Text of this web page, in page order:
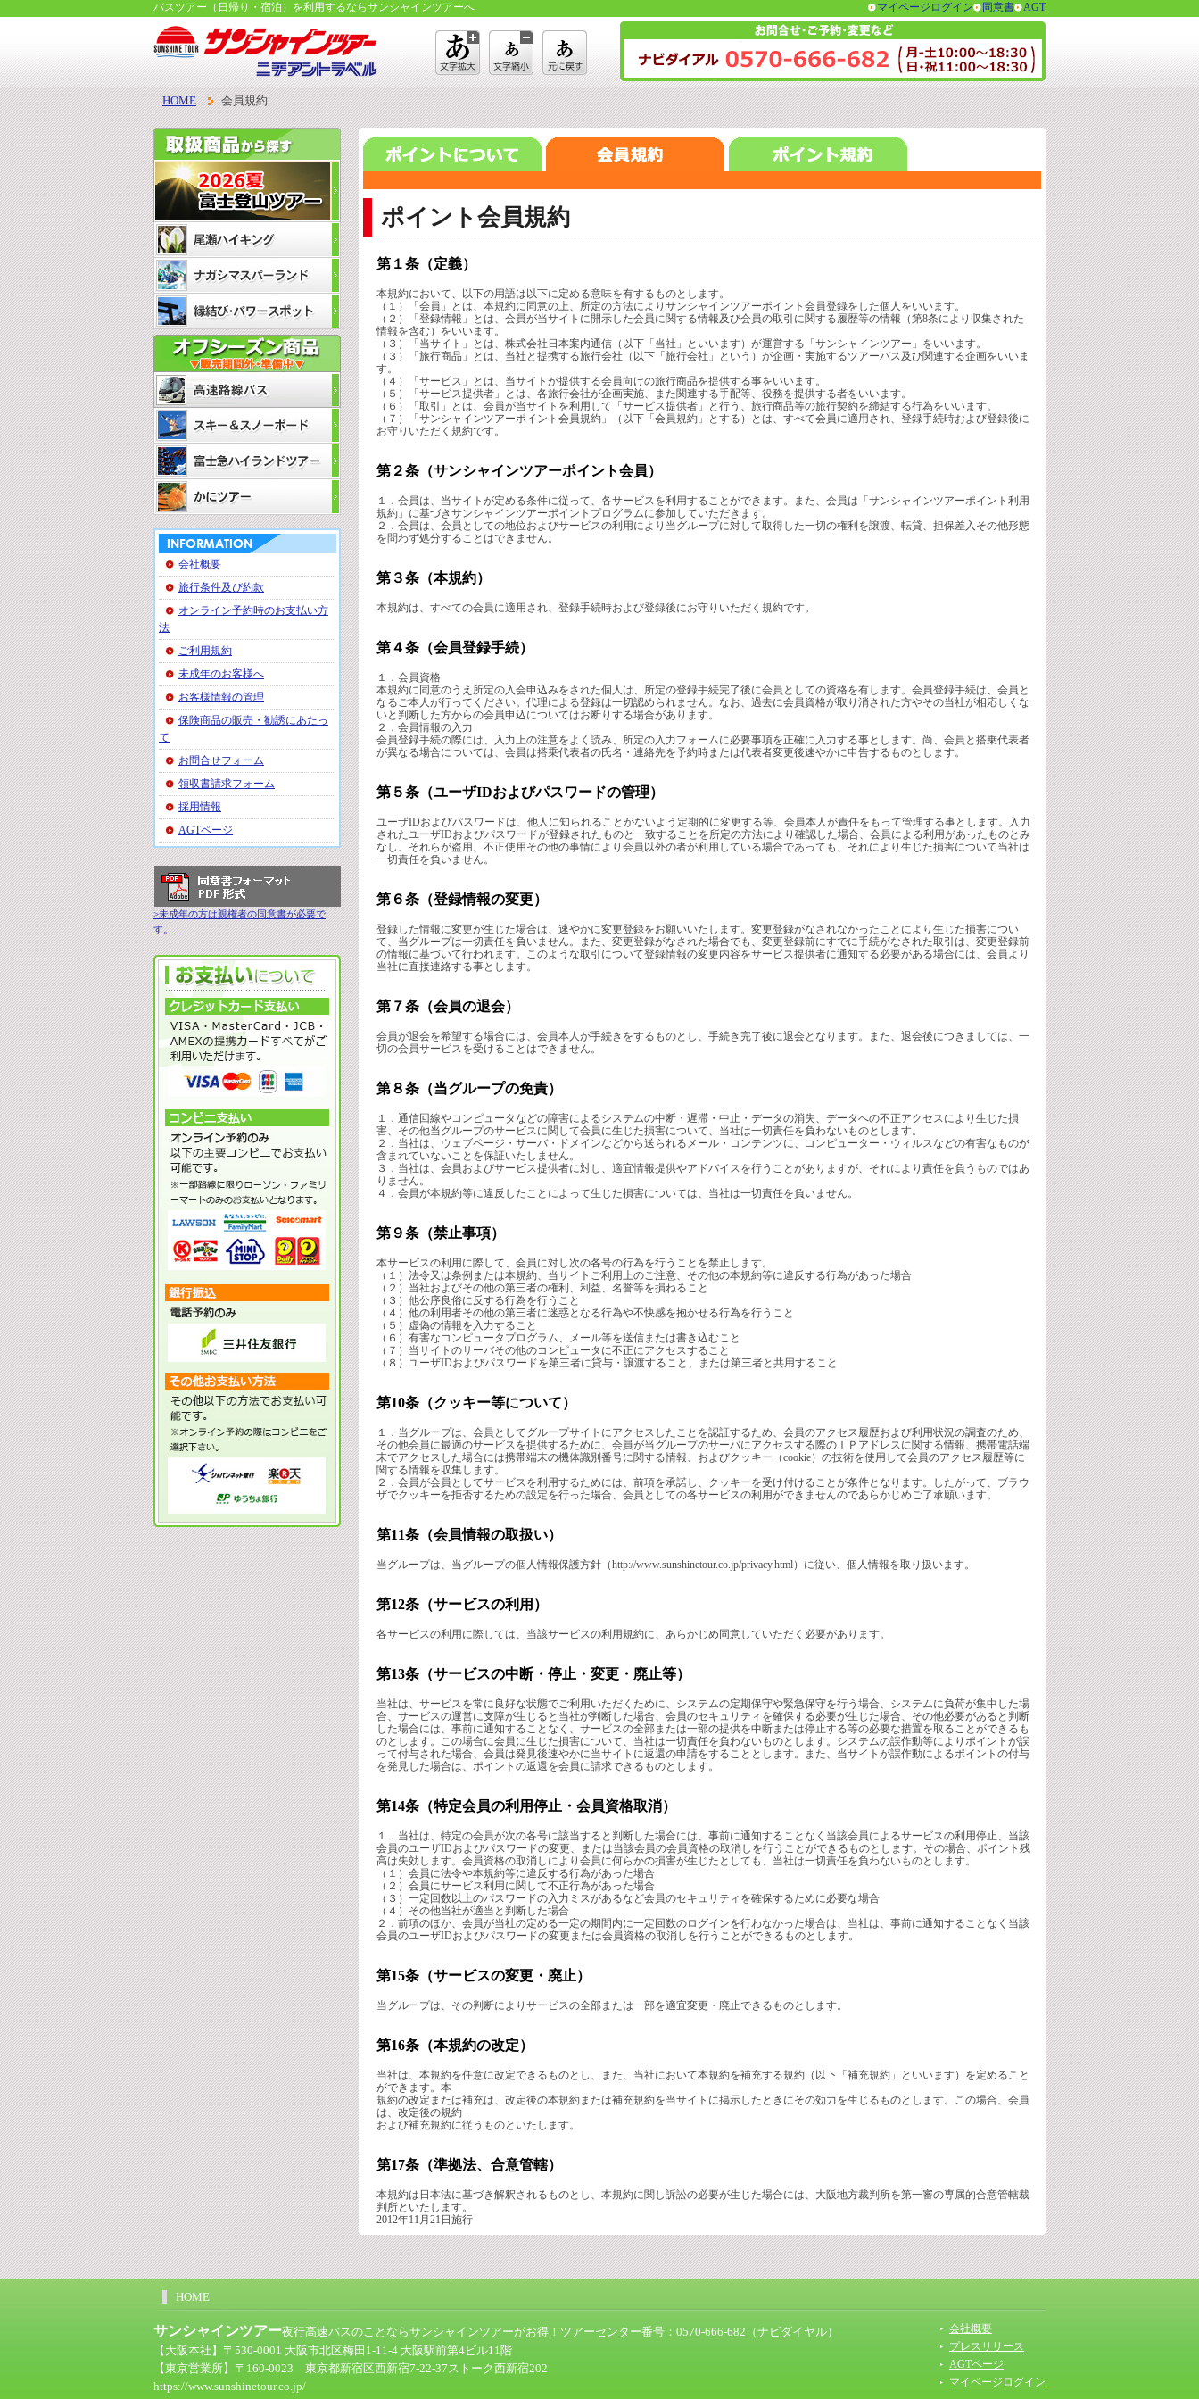
バスツアー（日帰り・宿泊）を利用するならサンシャインツアーへ AGT
同意書
マイページログイン
HOME 会員規約
会社概要
旅行条件及び約款
オンライン予約時のお支払い方
法
ご利用規約
未成年のお客様へ
お客様情報の管理
保険商品の販売・勧誘にあたっ
て
お問合せフォーム
領収書請求フォーム
採用情報
AGTページ
>未成年の方は親権者の同意書が必要で
す。
ポイント会員規約
第１条（定義）
本規約において、以下の用語は以下に定める意味を有するものとします。
（１）「会員」とは、本規約に同意の上、所定の方法によりサンシャインツアーポイント会員登録をした個人をいいます。
（２）「登録情報」とは、会員が当サイトに開示した会員に関する情報及び会員の取引に関する履歴等の情報（第8条により収集された
情報を含む）をいいます。
（３）「当サイト」とは、株式会社日本案内通信（以下「当社」といいます）が運営する「サンシャインツアー」をいいます。
（３）「旅行商品」とは、当社と提携する旅行会社（以下「旅行会社」という）が企画・実施するツアーバス及び関連する企画をいいま
す。
（４）「サービス」とは、当サイトが提供する会員向けの旅行商品を提供する事をいいます。
（５）「サービス提供者」とは、各旅行会社が企画実施、また関連する手配等、役務を提供する者をいいます。
（６）「取引」とは、会員が当サイトを利用して「サービス提供者」と行う、旅行商品等の旅行契約を締結する行為をいいます。
（７）「サンシャインツアーポイント会員規約」（以下「会員規約」とする）とは、すべて会員に適用され、登録手続時および登録後に
お守りいただく規約です。
第２条（サンシャインツアーポイント会員）
１．会員は、当サイトが定める条件に従って、各サービスを利用することができます。また、会員は「サンシャインツアーポイント利用
規約」に基づきサンシャインツアーポイントプログラムに参加していただきます。
２．会員は、会員としての地位およびサービスの利用により当グループに対して取得した一切の権利を譲渡、転貸、担保差入その他形態
を問わず処分することはできません。
第３条（本規約）
本規約は、すべての会員に適用され、登録手続時および登録後にお守りいただく規約です。
第４条（会員登録手続）
１．会員資格
本規約に同意のうえ所定の入会申込みをされた個人は、所定の登録手続完了後に会員としての資格を有します。会員登録手続は、会員と
なるご本人が行ってください。代理による登録は一切認められません。なお、過去に会員資格が取り消された方やその当社が相応しくな
いと判断した方からの会員申込についてはお断りする場合があります。
２．会員情報の入力
会員登録手続の際には、入力上の注意をよく読み、所定の入力フォームに必要事項を正確に入力する事とします。尚、会員と搭乗代表者
が異なる場合については、会員は搭乗代表者の氏名・連絡先を予約時または代表者変更後速やかに申告するものとします。
第５条（ユーザIDおよびパスワードの管理）
ユーザIDおよびパスワードは、他人に知られることがないよう定期的に変更する等、会員本人が責任をもって管理する事とします。入力
されたユーザIDおよびパスワードが登録されたものと一致することを所定の方法により確認した場合、会員による利用があったものとみ
なし、それらが盗用、不正使用その他の事情により会員以外の者が利用している場合であっても、それにより生じた損害について当社は
一切責任を負いません。
第６条（登録情報の変更）
登録した情報に変更が生じた場合は、速やかに変更登録をお願いいたします。変更登録がなされなかったことにより生じた損害につい
て、当グループは一切責任を負いません。また、変更登録がなされた場合でも、変更登録前にすでに手続がなされた取引は、変更登録前
の情報に基づいて行われます。このような取引について登録情報の変更内容をサービス提供者に通知する必要がある場合には、会員より
当社に直接連絡する事とします。
第７条（会員の退会）
会員が退会を希望する場合には、会員本人が手続きをするものとし、手続き完了後に退会となります。また、退会後につきましては、一
切の会員サービスを受けることはできません。
第８条（当グループの免責）
１．通信回線やコンピュータなどの障害によるシステムの中断・遅滞・中止・データの消失、データへの不正アクセスにより生じた損
害、その他当グループのサービスに関して会員に生じた損害について、当社は一切責任を負わないものとします。
２．当社は、ウェブページ・サーバ・ドメインなどから送られるメール・コンテンツに、コンピューター・ウィルスなどの有害なものが
含まれていないことを保証いたしません。
３．当社は、会員およびサービス提供者に対し、適宜情報提供やアドバイスを行うことがありますが、それにより責任を負うものではあ
りません。
４．会員が本規約等に違反したことによって生じた損害については、当社は一切責任を負いません。
第９条（禁止事項）
本サービスの利用に際して、会員に対し次の各号の行為を行うことを禁止します。
（１）法令又は条例または本規約、当サイトご利用上のご注意、その他の本規約等に違反する行為があった場合
（２）当社およびその他の第三者の権利、利益、名誉等を損ねること
（３）他公序良俗に反する行為を行うこと
（４）他の利用者その他の第三者に迷惑となる行為や不快感を抱かせる行為を行うこと
（５）虚偽の情報を入力すること
（６）有害なコンピュータプログラム、メール等を送信または書き込むこと
（７）当サイトのサーバその他のコンピュータに不正にアクセスすること
（８）ユーザIDおよびパスワードを第三者に貸与・譲渡すること、または第三者と共用すること
第10条（クッキー等について）
１．当グループは、会員としてグループサイトにアクセスしたことを認証するため、会員のアクセス履歴および利用状況の調査のため、
その他会員に最適のサービスを提供するために、会員が当グループのサーバにアクセスする際のＩＰアドレスに関する情報、携帯電話端
末でアクセスした場合には携帯端末の機体識別番号に関する情報、およびクッキー（cookie）の技術を使用して会員のアクセス履歴等に
関する情報を収集します。
２．会員が会員としてサービスを利用するためには、前項を承諾し、クッキーを受け付けることが条件となります。したがって、ブラウ
ザでクッキーを拒否するための設定を行った場合、会員としての各サービスの利用ができませんのであらかじめご了承願います。
第11条（会員情報の取扱い）
当グループは、当グループの個人情報保護方針（http://www.sunshinetour.co.jp/privacy.html）に従い、個人情報を取り扱います。
第12条（サービスの利用）
各サービスの利用に際しては、当該サービスの利用規約に、あらかじめ同意していただく必要があります。
第13条（サービスの中断・停止・変更・廃止等）
当社は、サービスを常に良好な状態でご利用いただくために、システムの定期保守や緊急保守を行う場合、システムに負荷が集中した場
合、サービスの運営に支障が生じると当社が判断した場合、会員のセキュリティを確保する必要が生じた場合、その他必要があると判断
した場合には、事前に通知することなく、サービスの全部または一部の提供を中断または停止する等の必要な措置を取ることができるも
のとします。この場合に会員に生じた損害について、当社は一切責任を負わないものとします。システムの誤作動等によりポイントが誤
って付与された場合、会員は発見後速やかに当サイトに返還の申請をすることとします。また、当サイトが誤作動によるポイントの付与
を発見した場合は、ポイントの返還を会員に請求できるものとします。
第14条（特定会員の利用停止・会員資格取消）
１．当社は、特定の会員が次の各号に該当すると判断した場合には、事前に通知することなく当該会員によるサービスの利用停止、当該
会員のユーザIDおよびパスワードの変更、または当該会員の会員資格の取消しを行うことができるものとします。その場合、ポイント残
高は失効します。会員資格の取消しにより会員に何らかの損害が生じたとしても、当社は一切責任を負わないものとします。
（１）会員に法令や本規約等に違反する行為があった場合
（２）会員にサービス利用に関して不正行為があった場合
（３）一定回数以上のパスワードの入力ミスがあるなど会員のセキュリティを確保するために必要な場合
（４）その他当社が適当と判断した場合
２．前項のほか、会員が当社の定める一定の期間内に一定回数のログインを行わなかった場合は、当社は、事前に通知することなく当該
会員のユーザIDおよびパスワードの変更または会員資格の取消しを行うことができるものとします。
第15条（サービスの変更・廃止）
当グループは、その判断によりサービスの全部または一部を適宜変更・廃止できるものとします。
第16条（本規約の改定）
当社は、本規約を任意に改定できるものとし、また、当社において本規約を補充する規約（以下「補充規約」といいます）を定めること
ができます。本
規約の改定または補充は、改定後の本規約または補充規約を当サイトに掲示したときにその効力を生じるものとします。この場合、会員
は、改定後の規約
および補充規約に従うものといたします。
第17条（準拠法、合意管轄）
本規約は日本法に基づき解釈されるものとし、本規約に関し訴訟の必要が生じた場合には、大阪地方裁判所を第一審の専属的合意管轄裁
判所といたします。
2012年11月21日施行
HOME
サンシャインツアー夜行高速バスのことならサンシャインツアーがお得！ツアーセンター番号：0570-666-682（ナビダイヤル）
【大阪本社】〒530-0001 大阪市北区梅田1-11-4 大阪駅前第4ビル11階
【東京営業所】〒160-0023 東京都新宿区西新宿7-22-37ストーク西新宿202
https://www.sunshinetour.co.jp/
会社概要
プレスリリース
AGTページ
マイページログイン